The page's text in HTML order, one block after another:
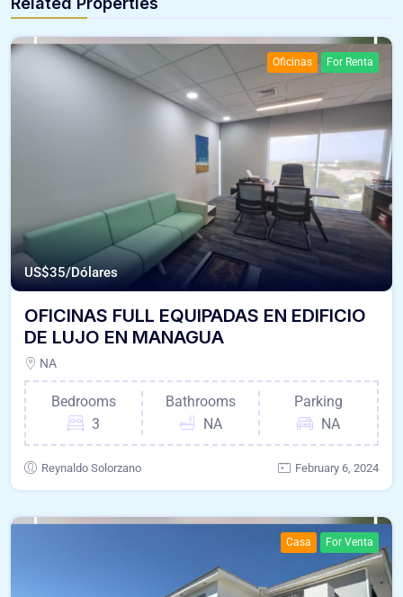
Oficinas For Renta
US$35/Dólares
OFICINAS FULL EQUIPADAS EN EDIFICIO
DE LUJO EN MANAGUA
NA
Bedrooms
3
Bathrooms
NA
Parking
NA
Reynaldo Solorzano February 6, 2024
Casa For Venta